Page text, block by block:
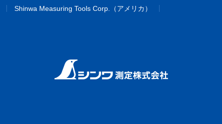
Shinwa Measuring Tools Corp.（アメリカ）